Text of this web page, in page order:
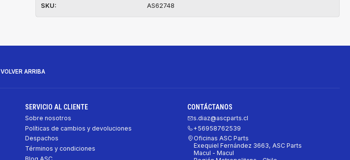
SKU: AS62748
VOLVER ARRIBA
SERVICIO AL CLIENTE
Sobre nosotros
Políticas de cambios y devoluciones
Despachos
Términos y condiciones
CONTÁCTANOS
s.diaz@ascparts.cl
+56958762539
Oficinas ASC Parts
Exequiel Fernández 3663, ASC Parts
Macul - Macul